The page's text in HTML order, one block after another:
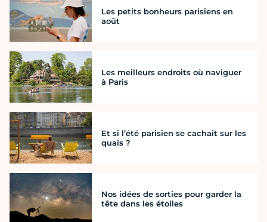
Les petits bonheurs parisiens en
août
Les meilleurs endroits où naviguer
à Paris
Et si l’été parisien se cachait sur les
quais ?
Nos idées de sorties pour garder la
tête dans les étoiles